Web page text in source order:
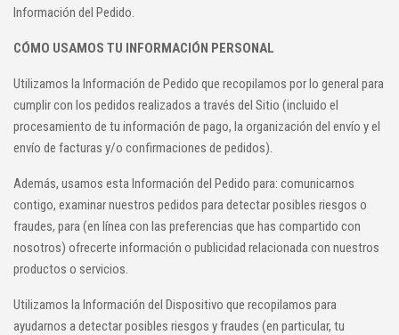
Información del Pedido.
CÓMO USAMOS TU INFORMACIÓN PERSONAL
Utilizamos la Información de Pedido que recopilamos por lo general para
cumplir con los pedidos realizados a través del Sitio (incluido el
procesamiento de tu información de pago, la organización del envío y el
envío de facturas y/o confirmaciones de pedidos).
Además, usamos esta Información del Pedido para: comunicarnos
contigo, examinar nuestros pedidos para detectar posibles riesgos o
fraudes, para (en línea con las preferencias que has compartido con
nosotros) ofrecerte información o publicidad relacionada con nuestros
productos o servicios.
Utilizamos la Información del Dispositivo que recopilamos para
ayudarnos a detectar posibles riesgos y fraudes (en particular, tu